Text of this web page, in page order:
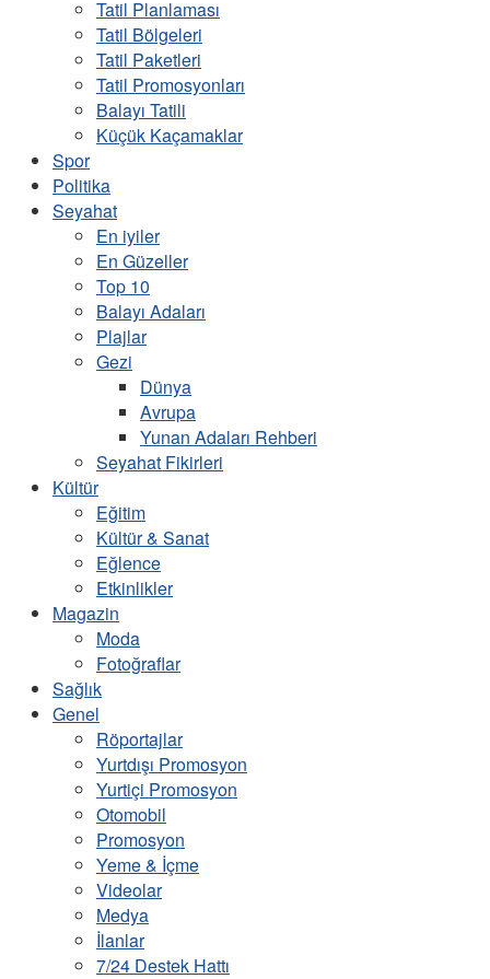
Tatil Planlaması
Tatil Bölgeleri
Tatil Paketleri
Tatil Promosyonları
Balayı Tatili
Küçük Kaçamaklar
Spor
Politika
Seyahat
En iyiler
En Güzeller
Top 10
Balayı Adaları
Plajlar
Gezi
Dünya
Avrupa
Yunan Adaları Rehberi
Seyahat Fikirleri
Kültür
Eğitim
Kültür & Sanat
Eğlence
Etkinlikler
Magazin
Moda
Fotoğraflar
Sağlık
Genel
Röportajlar
Yurtdışı Promosyon
Yurtiçi Promosyon
Otomobil
Promosyon
Yeme & İçme
Videolar
Medya
İlanlar
7/24 Destek Hattı